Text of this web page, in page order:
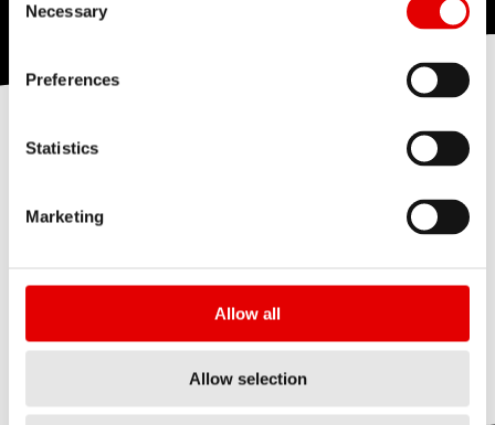
Necessary
Preferences
Statistics
Marketing
Allow all
Allow selection
WEJDŹ DO ŚRODKA